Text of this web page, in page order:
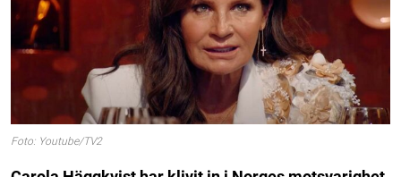
Foto: Youtube/TV2